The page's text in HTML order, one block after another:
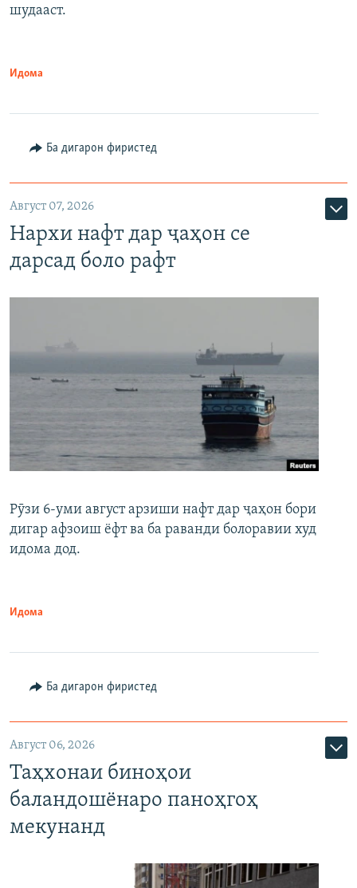
шудааст.
Идома
Ба дигарон фиристед
Август 07, 2026
Нархи нафт дар ҷаҳон се
дарсад боло рафт
Рӯзи 6-уми август арзиши нафт дар ҷаҳон бори
дигар афзоиш ёфт ва ба раванди болоравии худ
идома дод.
Идома
Ба дигарон фиристед
Август 06, 2026
Таҳхонаи биноҳои
баландошёнаро паноҳгоҳ
мекунанд